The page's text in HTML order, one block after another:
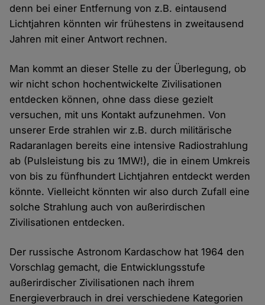
denn bei einer Entfernung von z.B. eintausend
Lichtjahren könnten wir frühestens in zweitausend
Jahren mit einer Antwort rechnen.
Man kommt an dieser Stelle zu der Überlegung, ob
wir nicht schon hochentwickelte Zivilisationen
entdecken können, ohne dass diese gezielt
versuchen, mit uns Kontakt aufzunehmen. Von
unserer Erde strahlen wir z.B. durch militärische
Radaranlagen bereits eine intensive Radiostrahlung
ab (Pulsleistung bis zu 1MW!), die in einem Umkreis
von bis zu fünfhundert Lichtjahren entdeckt werden
könnte. Vielleicht könnten wir also durch Zufall eine
solche Strahlung auch von außerirdischen
Zivilisationen entdecken.
Der russische Astronom Kardaschow hat 1964 den
Vorschlag gemacht, die Entwicklungsstufe
außerirdischer Zivilisationen nach ihrem
Energieverbrauch in drei verschiedene Kategorien